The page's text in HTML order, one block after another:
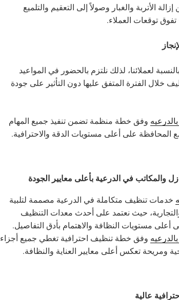
الأتربة والغبار وصولاً إلى التعقيم والتلميع
تفوق توقعات العملاء.
لعملائنا، لذلك نلتزم بالحضور في المواعيد
خلال الفترة المتفق عليها دون التأثير على جودة
وفق خطة منظمة تضمن تنفيذ جميع المهام
المحافظة على أعلى مستويات الدقة والاحترافية.
والمكاتب في الدرعية بأعلى معايير الجودة
خدمات تنظيف متكاملة في الدرعية مصممة لتلبية
حيث نعتمد على أحدث معدات التنظيف
أعلى مستويات النظافة والاهتمام بأدق التفاصيل.
وفق خطة تنظيف احترافية تغطي جميع أجزاء
ومريحة تعكس أعلى معايير العناية والنظافة.
عالية